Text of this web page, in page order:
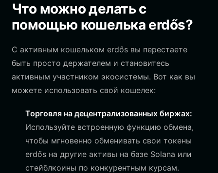
Что можно делать с
помощью кошелька erdős?
С активным кошельком erdős вы перестаете
быть просто держателем и становитесь
активным участником экосистемы. Вот как вы
можете использовать свой кошелек:
Торговля на децентрализованных биржах:
Используйте встроенную функцию обмена,
чтобы мгновенно обменивать свои токены
erdős на другие активы на базе Solana или
стейблкоины по конкурентным курсам.